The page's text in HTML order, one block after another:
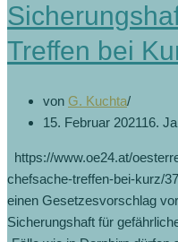
Treffen bei
von G. Kuchta
15. Februar 202116.
https://www.oe24.at/
chefsache-treffen-bei-kurz/
einen Gesetzesvorschlag
Sicherungshaft für